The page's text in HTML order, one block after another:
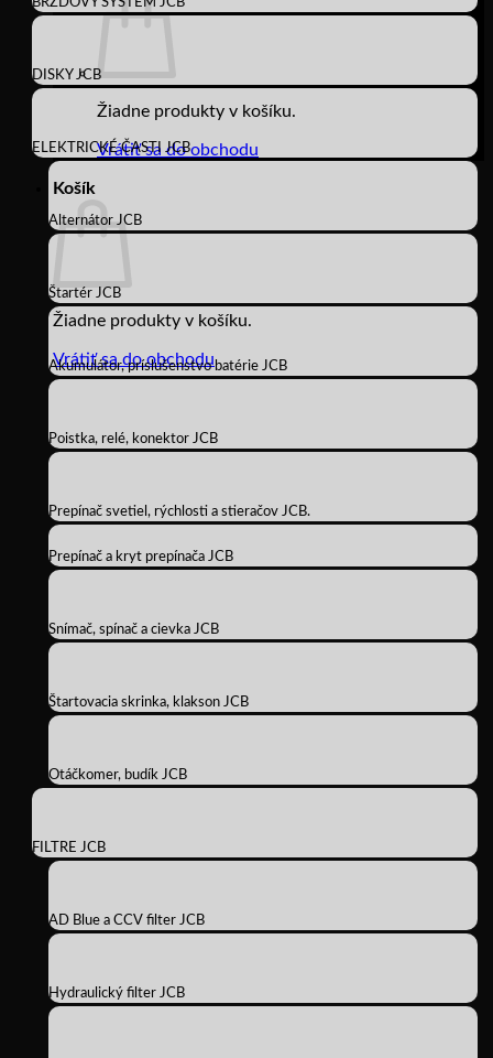
Žiadne produkty v košíku.
Vrátiť sa do obchodu
Košík
Žiadne produkty v košíku.
Vrátiť sa do obchodu
DISKY JCB
ELEKTRICKÉ ČASTI JCB
Alternátor JCB
Štartér JCB
Akumulátor, príslušenstvo batérie JCB
Poistka, relé, konektor JCB
Prepínač svetiel, rýchlosti a stieračov JCB.
Prepínač a kryt prepínača JCB
Snímač, spínač a cievka JCB
Štartovacia skrinka, klakson JCB
Otáčkomer, budík JCB
FILTRE JCB
AD Blue a CCV filter JCB
Hydraulický filter JCB